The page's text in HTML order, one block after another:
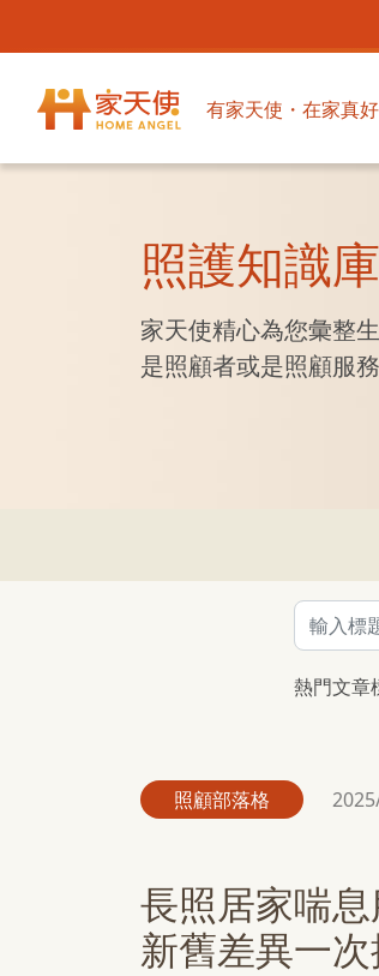
有家天使・在家真好
照護知識庫
家天使精心為您彙整
是照顧者或是照顧服
熱門文章
照顧部落格
長照居家喘
新舊差異一